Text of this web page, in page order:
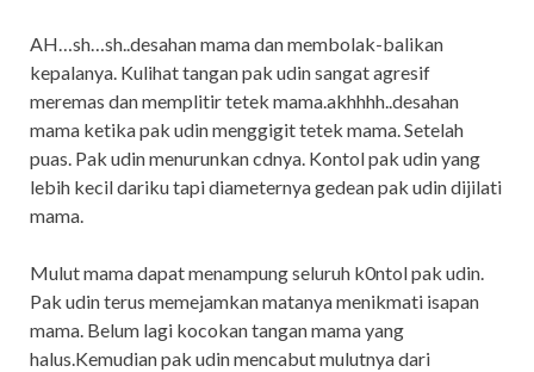
AH…sh…sh..desahan mama dan membolak-balikan
kepalanya. Kulihat tangan pak udin sangat agresif
meremas dan memplitir tetek mama.akhhhh..desahan
mama ketika pak udin menggigit tetek mama. Setelah
puas. Pak udin menurunkan cdnya. Kontol pak udin yang
lebih kecil dariku tapi diameternya gedean pak udin dijilati
mama.
Mulut mama dapat menampung seluruh k0ntol pak udin.
Pak udin terus memejamkan matanya menikmati isapan
mama. Belum lagi kocokan tangan mama yang
halus.Kemudian pak udin mencabut mulutnya dari